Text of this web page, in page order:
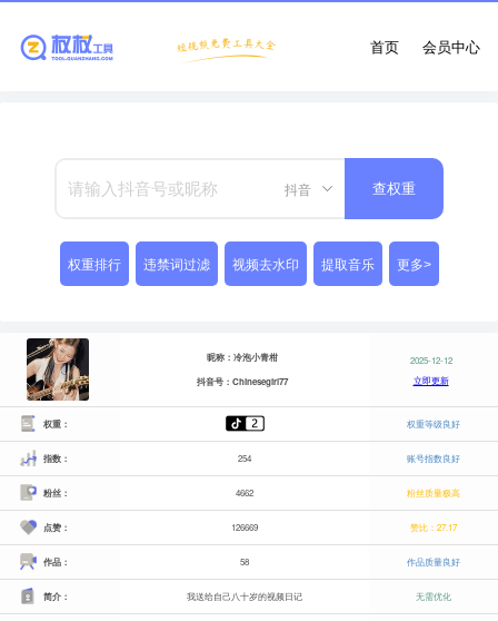
会员中心
首页
抖音 查权重
权重排行 违禁词过滤 视频去水印 提取音乐 更多>
昵称：冷泡小青柑
抖音号：Chinesegirl77
2025-12-12
立即更新
权重： 权重等级良好
指数： 254 账号指数良好
粉丝： 4662 粉丝质量极高
点赞： 126669 赞比：27.17
作品： 58 作品质量良好
简介： 我送给自己八十岁的视频日记 无需优化